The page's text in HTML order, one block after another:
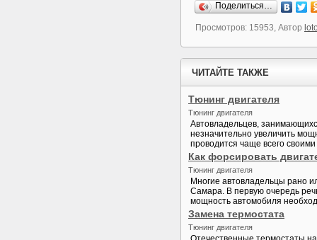
Поделиться…
Просмотров: 15953, Автор
ЧИТАЙТЕ ТАКЖЕ
Тюнинг двигателя
Тюнинг двигателя
Автовладельцев,
незначительно увеличить
проводится чаще всего
Как форсировать
Тюнинг двигателя
Многие автовладельцы рано
Самара. В первую очередь
мощность автомобиля
Замена термостата
Тюнинг двигателя